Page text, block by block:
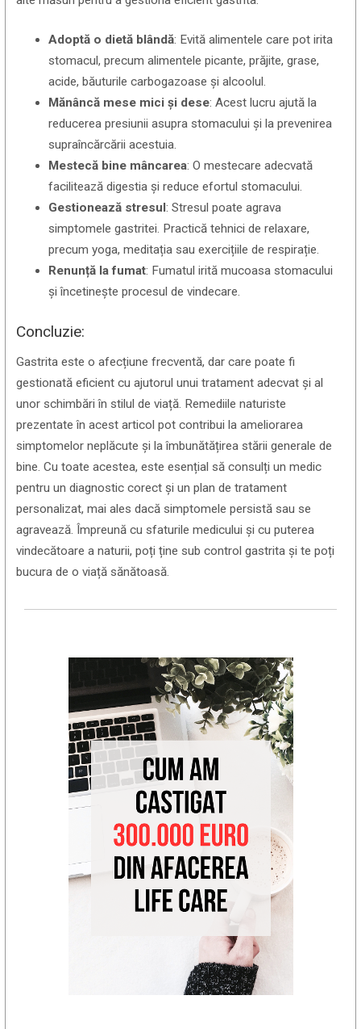
Adoptă o dietă blândă: Evită alimentele care pot irita
stomacul, precum alimentele picante, prăjite, grase,
acide, băuturile carbogazoase și alcoolul.
Mănâncă mese mici și dese: Acest lucru ajută la
reducerea presiunii asupra stomacului și la prevenirea
supraîncărcării acestuia.
Mestecă bine mâncarea: O mestecare adecvată
facilitează digestia și reduce efortul stomacului.
Gestionează stresul: Stresul poate agrava
simptomele gastritei. Practică tehnici de relaxare,
precum yoga, meditația sau exercițiile de respirație.
Renunță la fumat: Fumatul irită mucoasa stomacului
și încetinește procesul de vindecare.
Concluzie:
Gastrita este o afecțiune frecventă, dar care poate fi
gestionată eficient cu ajutorul unui tratament adecvat și al
unor schimbări în stilul de viață. Remediile naturiste
prezentate în acest articol pot contribui la ameliorarea
simptomelor neplăcute și la îmbunătățirea stării generale de
bine. Cu toate acestea, este esențial să consulți un medic
pentru un diagnostic corect și un plan de tratament
personalizat, mai ales dacă simptomele persistă sau se
agravează. Împreună cu sfaturile medicului și cu puterea
vindecătoare a naturii, poți ține sub control gastrita și te poți
bucura de o viață sănătoasă.